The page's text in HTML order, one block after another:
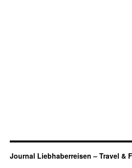
Journal Liebhaberreisen – Travel &